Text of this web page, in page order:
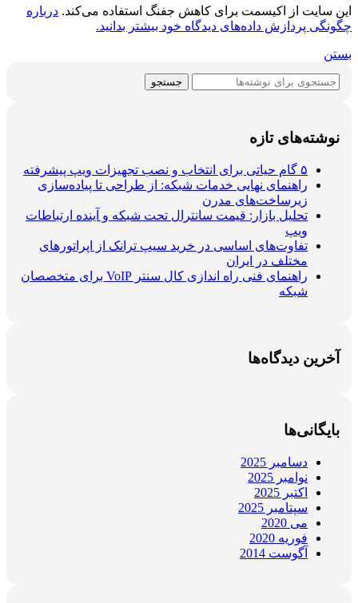
این سایت از اکیسمت برای کاهش جفنگ استفاده می‌کند. درباره
چگونگی پردازش داده‌های دیدگاه خود بیشتر بدانید.
بستن
جستجو
نوشته‌های تازه
۵ گام حیاتی برای انتخاب و نصب تجهیزات ویپ پیشرفته
راهنمای نهایی خدمات شبکه: از طراحی تا پیاده‌سازی
زیرساخت‌های مدرن
تحلیل بازار: قیمت سانترال تحت شبکه و آینده ارتباطات
ویپ
تفاوت‌های اساسی در خرید سیپ ترانک از اپراتورهای
مختلف در ایران
راهنمای فنی راه اندازی کال سنتر VoIP برای متخصصان
شبکه
آخرین دیدگاه‌ها
بایگانی‌ها
دسامبر 2025
نوامبر 2025
اکتبر 2025
سپتامبر 2025
می 2020
فوریه 2020
آگوست 2014